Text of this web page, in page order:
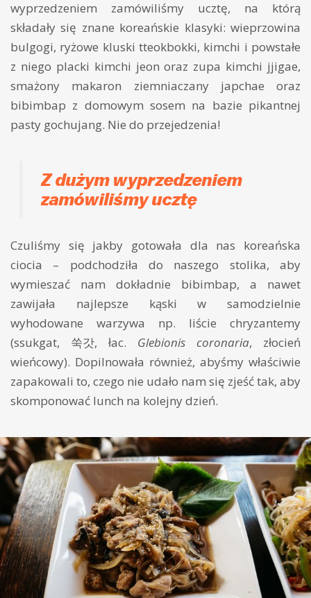
wyprzedzeniem zamówiliśmy ucztę, na którą
składały się znane koreańskie klasyki: wieprzowina
bulgogi, ryżowe kluski tteokbokki, kimchi i powstałe
z niego placki kimchi jeon oraz zupa kimchi jjigae,
smażony makaron ziemniaczany japchae oraz
bibimbap z domowym sosem na bazie pikantnej
pasty gochujang. Nie do przejedzenia!
Z dużym wyprzedzeniem
zamówiliśmy ucztę
Czuliśmy się jakby gotowała dla nas koreańska
ciocia – podchodziła do naszego stolika, aby
wymieszać nam dokładnie bibimbap, a nawet
zawijała najlepsze kąski w samodzielnie
wyhodowane warzywa np. liście chryzantemy
(ssukgat, 쑥갓, łac. Glebionis coronaria, złocień
wieńcowy). Dopilnowała również, abyśmy właściwie
zapakowali to, czego nie udało nam się zjeść tak, aby
skomponować lunch na kolejny dzień.